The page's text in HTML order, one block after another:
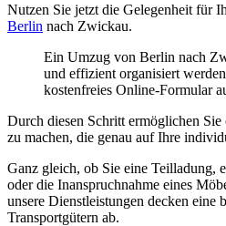
Nutzen Sie jetzt die Gelegenheit für
Berlin nach Zwickau.
Ein Umzug von Berlin nach
und effizient organisiert
kostenfreies Online-Formular
Durch diesen Schritt ermöglichen
zu machen, die genau auf Ihre
Ganz gleich, ob Sie eine Teilladung,
oder die Inanspruchnahme eines
unsere Dienstleistungen decken eine
Transportgütern ab.